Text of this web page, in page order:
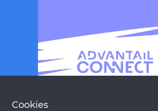
Cookies